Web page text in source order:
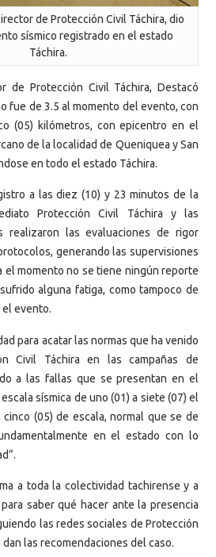
de Protección Civil Táchira, dio
sísmico registrado en el estado
Táchira.
de Protección Civil Táchira, Destacó
fue de 3.5 al momento del evento, con
(05) kilómetros, con epicentro en el
de la localidad de Queniquea y San
en todo el estado Táchira.
a las diez (10) y 23 minutos de la
Protección Civil Táchira y las
realizaron las evaluaciones de rigor
generando las supervisiones
el momento no se tiene ningún reporte
alguna fatiga, como tampoco de
evento.
para acatar las normas que ha venido
Civil Táchira en las campañas de
a las fallas que se presentan en el
sísmica de uno (01) a siete (07) el
(05) de escala, normal que se de
en el estado con lo
a toda la colectividad tachirense y a
saber qué hacer ante la presencia
las redes sociales de Protección
las recomendaciones del caso.